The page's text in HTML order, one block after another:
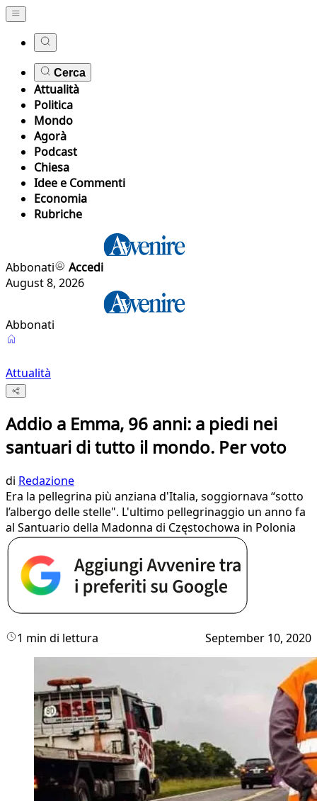
Cerca
Attualità
Politica
Mondo
Agorà
Podcast
Chiesa
Idee e Commenti
Economia
Rubriche
Abbonati
Accedi
August 8, 2026
Abbonati
Attualità
Addio a Emma, 96 anni: a piedi nei
santuari di tutto il mondo. Per voto
di Redazione
Era la pellegrina più anziana d'Italia, soggiornava “sotto
l’albergo delle stelle". L'ultimo pellegrinaggio un anno fa
al Santuario della Madonna di Częstochowa in Polonia
1 min di lettura September 10, 2020